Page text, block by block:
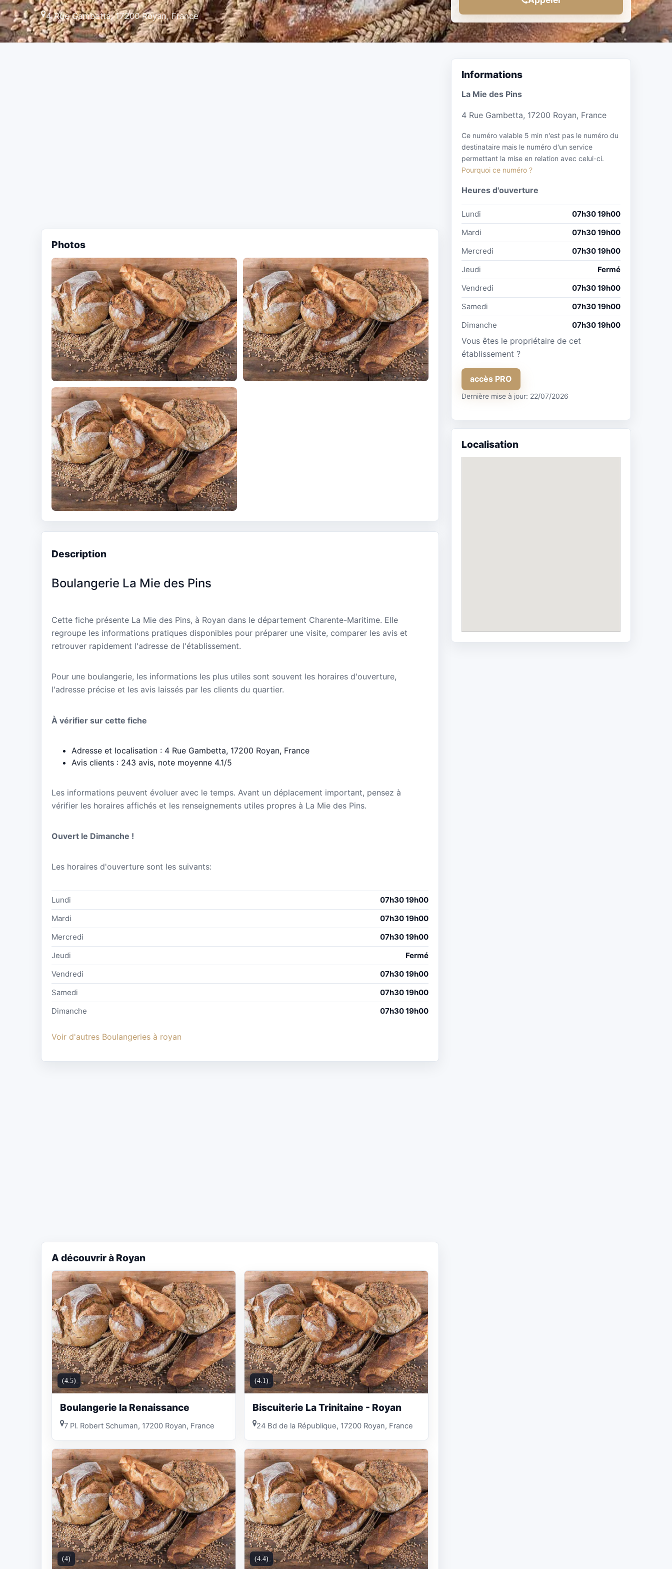
4 Rue Gambetta, 17200 Royan, France
Photos
Description
Boulangerie La Mie des Pins
Cette fiche présente La Mie des Pins, à Royan dans le département Charente-Maritime. Elle
regroupe les informations pratiques disponibles pour préparer une visite, comparer les avis et
retrouver rapidement l'adresse de l'établissement.
Pour une boulangerie, les informations les plus utiles sont souvent les horaires d'ouverture,
l'adresse précise et les avis laissés par les clients du quartier.
À vérifier sur cette fiche
Adresse et localisation : 4 Rue Gambetta, 17200 Royan, France
Avis clients : 243 avis, note moyenne 4.1/5
Les informations peuvent évoluer avec le temps. Avant un déplacement important, pensez à
vérifier les horaires affichés et les renseignements utiles propres à La Mie des Pins.
Ouvert le Dimanche !
Les horaires d'ouverture sont les suivants:
Lundi
07h30 19h00
Mardi
07h30 19h00
Mercredi
07h30 19h00
Jeudi
Fermé
Vendredi
07h30 19h00
Samedi
07h30 19h00
Dimanche
07h30 19h00
Voir d'autres Boulangeries à royan
A découvrir à Royan
(4.5)
Boulangerie la Renaissance
7 Pl. Robert Schuman, 17200 Royan, France
(4.1)
Biscuiterie La Trinitaine - Royan
24 Bd de la République, 17200 Royan, France
(4) (4.4)
Informations
La Mie des Pins
4 Rue Gambetta, 17200 Royan, France
Ce numéro valable 5 min n'est pas le numéro du
destinataire mais le numéro d'un service
permettant la mise en relation avec celui-ci.
Pourquoi ce numéro ?
Heures d'ouverture
Lundi
07h30 19h00
Mardi
07h30 19h00
Mercredi
07h30 19h00
Jeudi
Fermé
Vendredi
07h30 19h00
Samedi
07h30 19h00
Dimanche
07h30 19h00
Vous êtes le propriétaire de cet
établissement ?
accès PRO
Dernière mise à jour: 22/07/2026
Localisation